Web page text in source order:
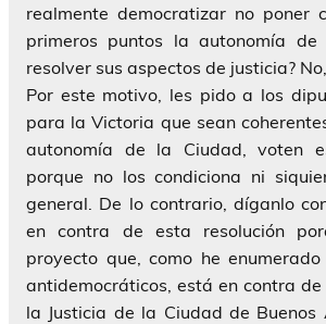
realmente democratizar no poner
primeros puntos la autonomía
resolver sus aspectos de justicia?
Por este motivo, les pido a los
para la Victoria que sean
autonomía de la Ciudad, voten
porque no los condiciona ni
general. De lo contrario, díganlo
en contra de esta resolución
proyecto que, como he
antidemocráticos, está en contra
la Justicia de la Ciudad de Buenos